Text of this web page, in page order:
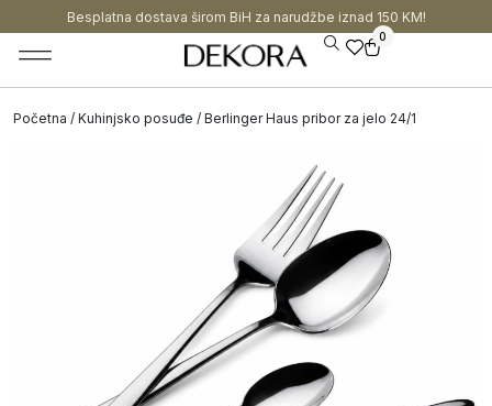
Besplatna dostava širom BiH za narudžbe iznad 150 KM!
0
Početna / Kuhinjsko posuđe / Berlinger Haus pribor za jelo 24/1